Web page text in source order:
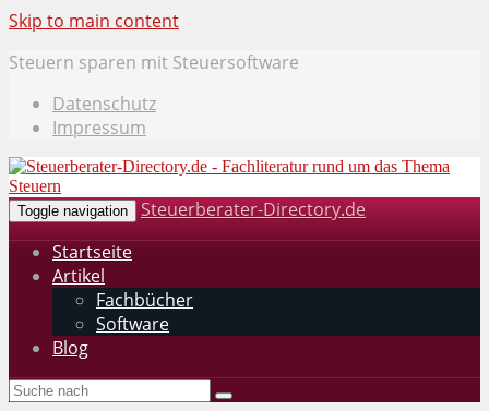
Skip to main content
Steuern sparen mit Steuersoftware
Datenschutz
Impressum
Toggle navigation
Steuerberater-Directory.de
Startseite
Artikel
Fachbücher
Software
Blog